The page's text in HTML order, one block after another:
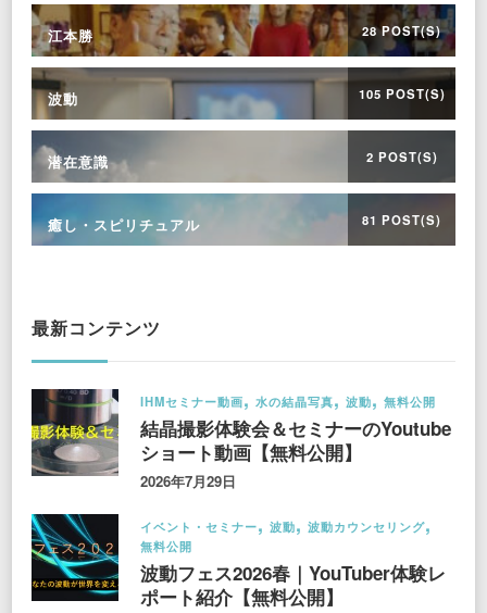
江本勝 28 POST(S)
波動 105 POST(S)
潜在意識 2 POST(S)
癒し・スピリチュアル 81 POST(S)
最新コンテンツ
IHMセミナー動画 水の結晶写真 波動 無料公開
結晶撮影体験会＆セミナーのYoutube
ショート動画【無料公開】
2026年7月29日
イベント・セミナー 波動
波動カウンセリング
無料公開
波動フェス2026春｜YouTuber体験レ
ポート紹介【無料公開】